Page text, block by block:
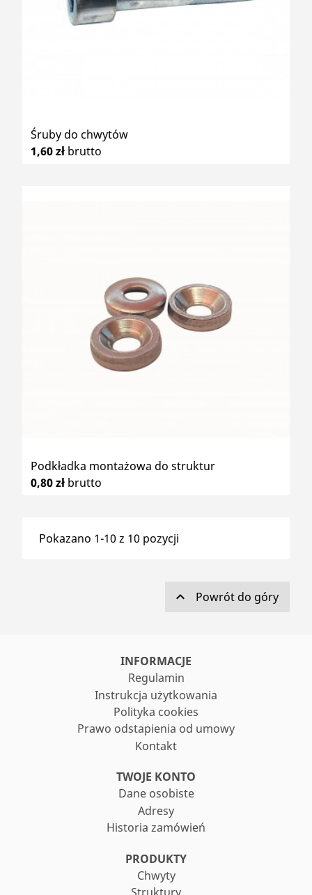
Śruby do chwytów
1,60 zł brutto
Podkładka montażowa do struktur
0,80 zł brutto
Pokazano 1-10 z 10 pozycji
 Powrót do góry
INFORMACJE
Regulamin
Instrukcja użytkowania
Polityka cookies
Prawo odstapienia od umowy
Kontakt
TWOJE KONTO
Dane osobiste
Adresy
Historia zamówień
PRODUKTY
Chwyty